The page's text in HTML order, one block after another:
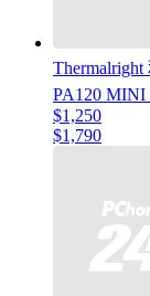
Thermalright
PA120
$1,250
$1,790